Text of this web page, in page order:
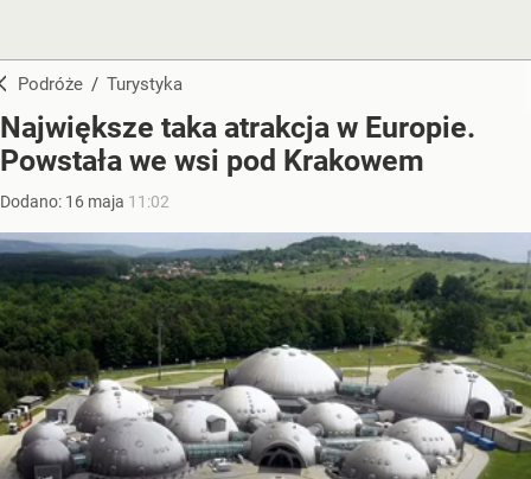
Podróże / Turystyka
Największe taka atrakcja w Europie.
Powstała we wsi pod Krakowem
Dodano: 16 maja 11:02